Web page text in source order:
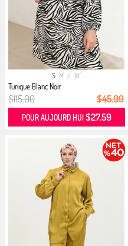
S M L XL
Tunique Blanc Noir
$115.00 $45.99
POUR AUJOURD HUI $27.59